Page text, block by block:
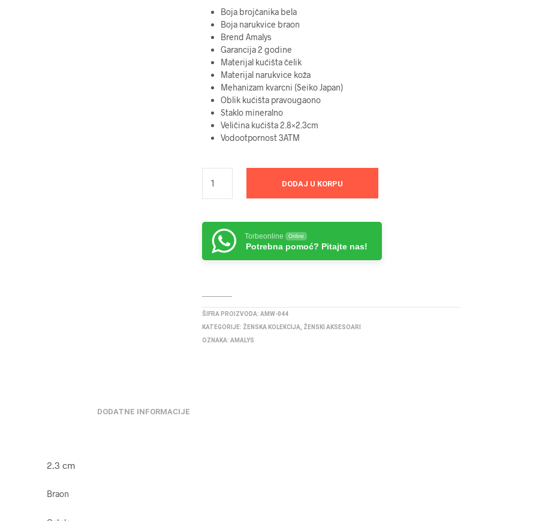
Boja brojčanikabela
Boja narukvice braon
Brend Amalys
Garancija2 godine
Materijal kućištačelik
Materijal narukvice koža
Mehanizam kvarcni (Seiko Japan)
Oblik kućištapravougaono
Staklo mineralno
Veličina kućišta2.8×2.3cm
Vodootpornost3ATM
DODAJ U KORPU
Torbeonline Online
Potrebna pomoć? Pitajte nas!
ŠIFRA PROIZVODA:AMW-044
KATEGORIJE: ŽENSKA KOLEKCIJA
ŽENSKI AKSESOARI
OZNAKA:AMALYS
DODATNE INFORMACIJE
2.3 cm
Braon